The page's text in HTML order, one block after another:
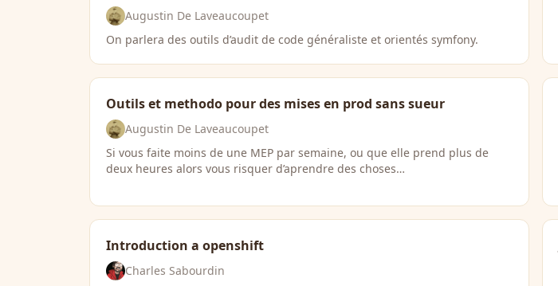
Augustin De Laveaucoupet
On parlera des outils d’audit de code généraliste et orientés symfony.
Outils et methodo pour des mises en prod sans sueur
Augustin De Laveaucoupet
Si vous faite moins de une MEP par semaine, ou que elle prend plus de
deux heures alors vous risquer d’aprendre des choses…
Introduction a openshift
Charles Sabourdin